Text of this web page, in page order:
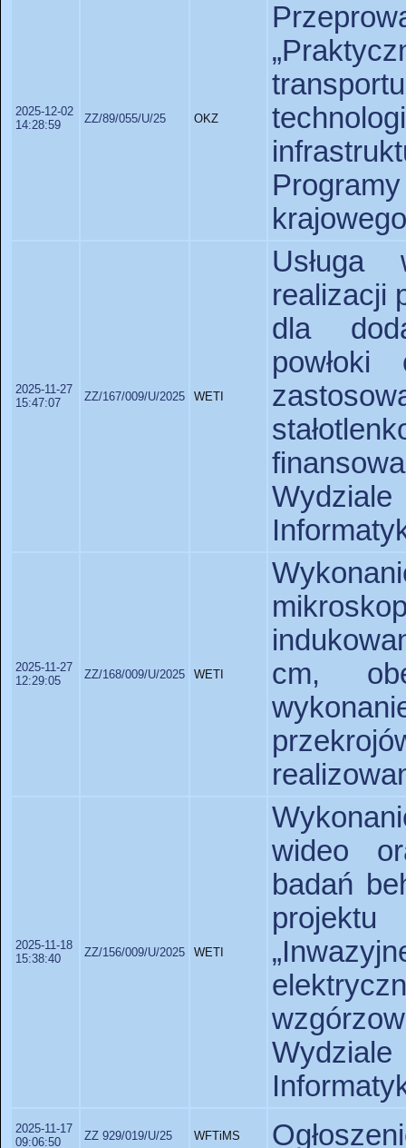
2025-12-02
14:28:59
ZZ/89/055/U/25 OKZ
2025-11-27
15:47:07
ZZ/167/009/U/2025 WETI
Usługa
realizacji
dla
2025-11-27
12:29:05
ZZ/168/009/U/2025 WETI
cm,
2025-11-18
15:38:40
ZZ/156/009/U/2025 WETI
wideo
badań
2025-11-17
09:06:50
ZZ 929/019/U/25 WFTiMS